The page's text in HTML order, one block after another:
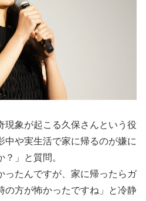
現象が起こる久保さんという役
中や実生活で家に帰るのが嫌に
」と質問。
ったんですが、家に帰ったらガ
の方が怖かったですね」と冷静